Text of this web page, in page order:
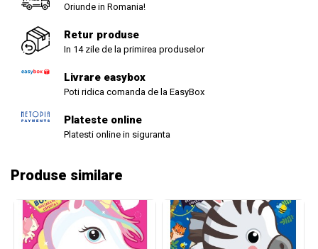
Oriunde in Romania!
Retur produse
In 14 zile de la primirea produselor
Livrare easybox
Poti ridica comanda de la EasyBox
Plateste online
Platesti online in siguranta
Produse similare